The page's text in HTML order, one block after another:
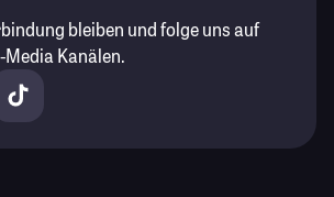
bleiben und folge uns auf
Kanälen.